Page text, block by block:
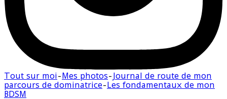
Tout sur moi-Mes photos- Journal de route de mon
parcours de dominatrice-Les fondamentaux de mon
BDSM